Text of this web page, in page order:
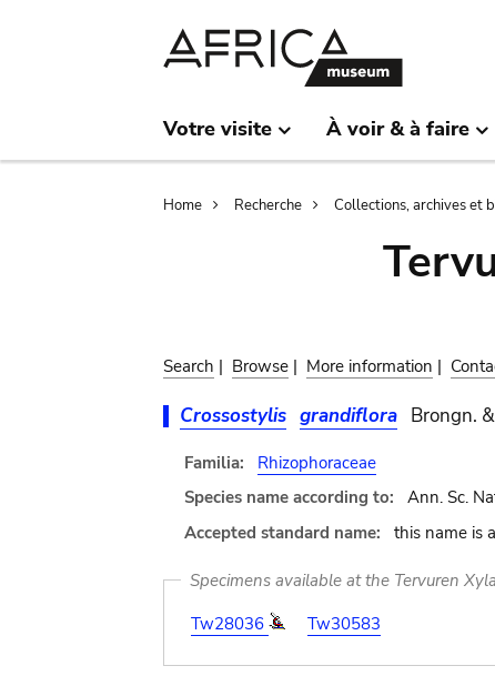
Votre visite À voir & à faire
Breadcrumb
Home Recherche Collections, archives et
Search | Browse | More information |
Crossostylis grandiflora Brongn.
Familia:
Rhizophoraceae
Species name according to:
Ann. Sc.
Accepted standard name:
this name is
Specimens available at the Tervuren
Tw28036
Tw30583